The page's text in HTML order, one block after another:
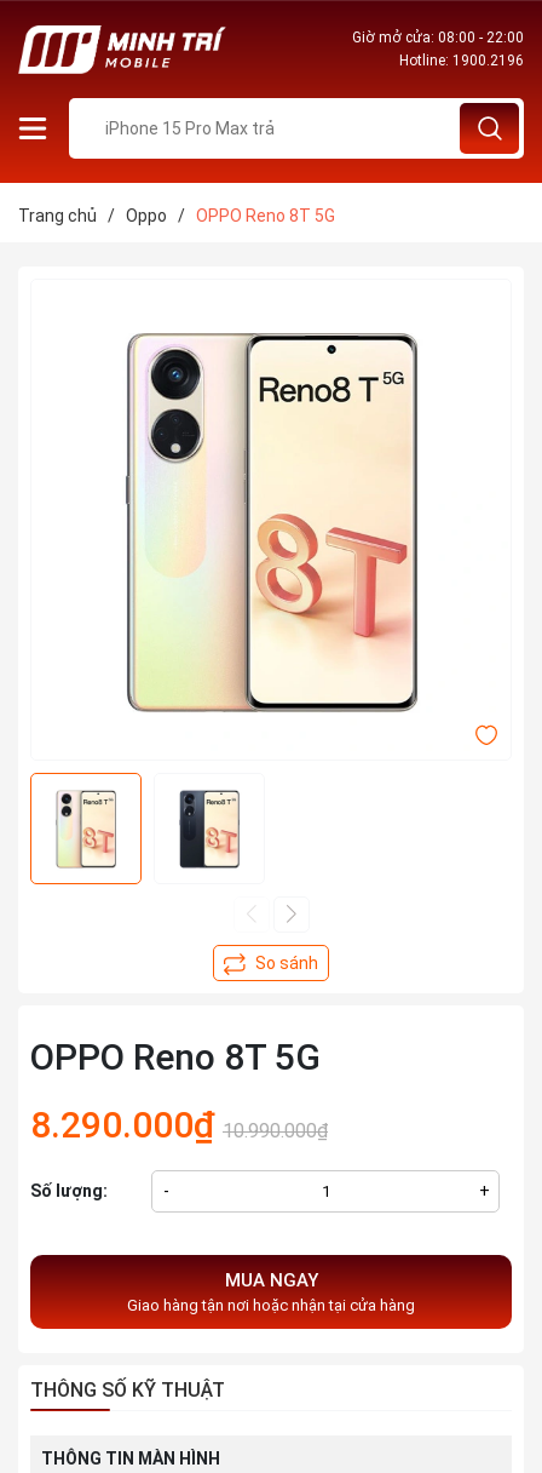
Giờ mở cửa: 08:00 - 22:00
Hotline: 1900.2196
Trang chủ / Oppo / OPPO Reno 8T 5G
OPPO Reno 8T 5G
8.290.000₫ 10.990.000₫
Số lượng: - +
MUA NGAY
Giao hàng tận nơi hoặc nhận tại cửa hàng
THÔNG SỐ KỸ THUẬT
THÔNG TIN MÀN HÌNH